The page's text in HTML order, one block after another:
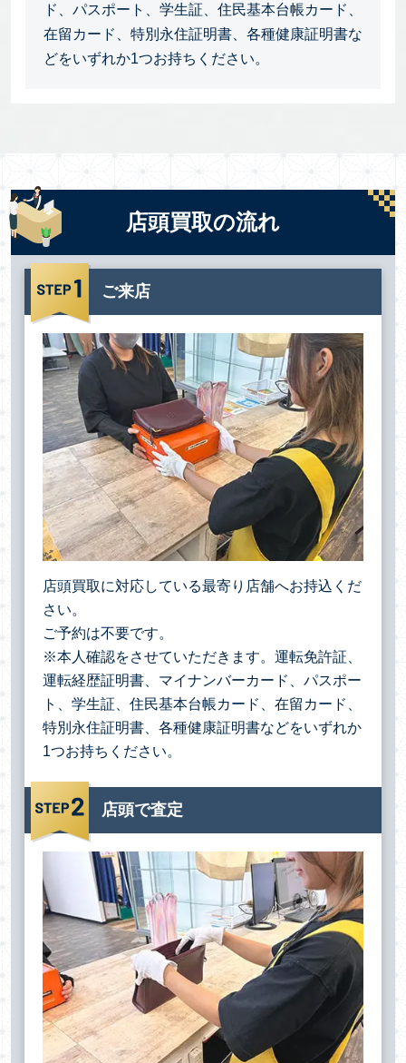
ド、パスポート、学生証、住民基本台帳カード、
在留カード、特別永住証明書、各種健康証明書な
どをいずれか1つお持ちください。
店頭買取の流れ
ご来店
店頭買取に対応している最寄り店舗へお持込くだ
さい。
ご予約は不要です。
※本人確認をさせていただきます。運転免許証、
運転経歴証明書、マイナンバーカード、パスポー
ト、学生証、住民基本台帳カード、在留カード、
特別永住証明書、各種健康証明書などをいずれか
1つお持ちください。
店頭で査定